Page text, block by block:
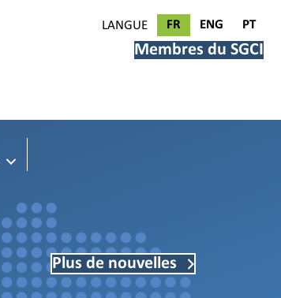
LANGUE FR ENG PT
Membres du SGCI
Plus de nouvelles